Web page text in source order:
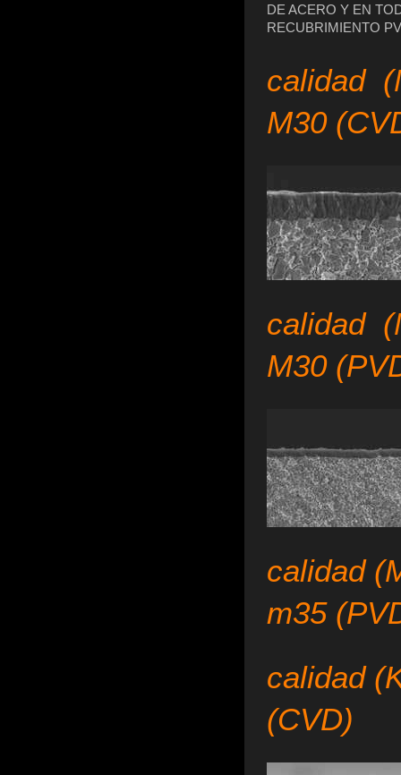
DE ACERO Y EN
RECUBRIMIENTO
calidad
M30
calidad
M30
calidad
m35
calidad
(CVD)